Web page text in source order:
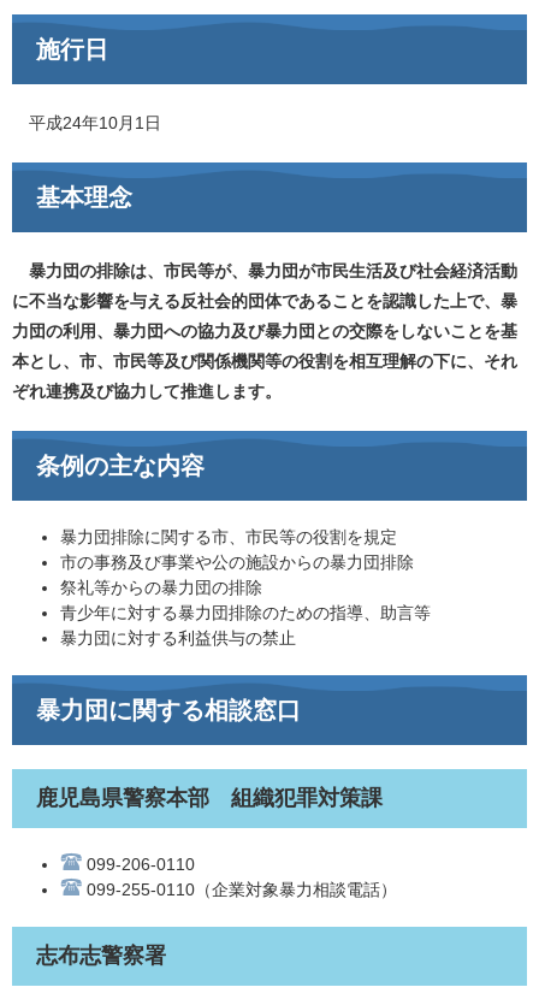
施行日
平成24年10月1日
基本理念
暴力団の排除は、市民等が、暴力団が市民生活及び社会経済活動
に不当な影響を与える反社会的団体であることを認識した上で、暴
力団の利用、暴力団への協力及び暴力団との交際をしないことを基
本とし、市、市民等及び関係機関等の役割を相互理解の下に、それ
ぞれ連携及び協力して推進します。
条例の主な内容
暴力団排除に関する市、市民等の役割を規定
市の事務及び事業や公の施設からの暴力団排除
祭礼等からの暴力団の排除
青少年に対する暴力団排除のための指導、助言等
暴力団に対する利益供与の禁止
暴力団に関する相談窓口
鹿児島県警察本部 組織犯罪対策課
099-206-0110
099-255-0110（企業対象暴力相談電話）
志布志警察署